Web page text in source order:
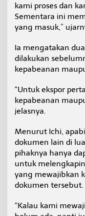
kami proses dan
Sementara ini
yang masuk,”
Ia mengatakan
dilakukan
kepabeanan
“Untuk ekspor
kepabeanan
jelasnya.
Menurut Ichi,
dokumen lain di
pihaknya hanya
untuk
yang mewajibkan
dokumen tersebut.
“Kalau kami